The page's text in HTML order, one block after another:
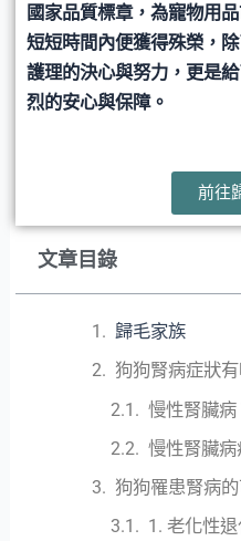
國家品質標章，為寵物用
短短時間內便獲得殊榮，
護理的決心與努力，更是
烈的安心與保障。
前往
文章目錄
歸毛家族
狗狗腎病症狀有
慢性腎臟病
慢性腎臟
狗狗罹患腎病
1. 老化性